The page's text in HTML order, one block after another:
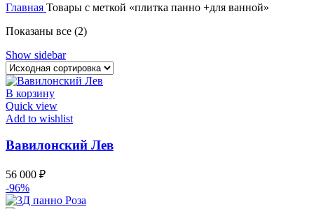
Главная Товары с меткой «плитка панно +для ванной»
Показаны все (2)
Show sidebar
В корзину
Quick view
Add to wishlist
Вавилонский Лев
56 000 ₽
-96%